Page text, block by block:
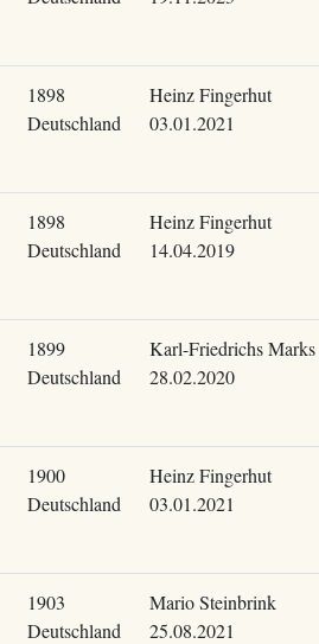
1898
Deutschland
Heinz Fingerhut
03.01.2021
1898
Deutschland
Heinz Fingerhut
14.04.2019
1899
Deutschland
Karl-Friedrichs Marks
28.02.2020
1900
Deutschland
Heinz Fingerhut
03.01.2021
1903
Deutschland
Mario Steinbrink
25.08.2021